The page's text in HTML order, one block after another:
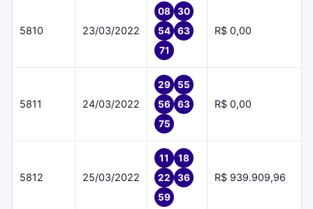
5810 23/03/2022
08
30
54
63
71
R$ 0,00
5811 24/03/2022
29
55
56
63
75
R$ 0,00
5812 25/03/2022
11
18
22
36
59
R$ 939.909,96